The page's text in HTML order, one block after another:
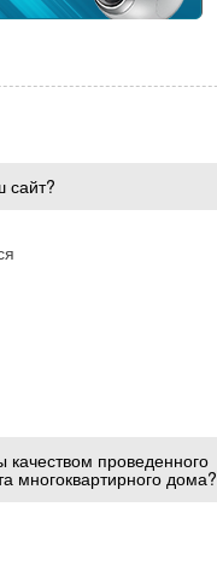
сайт?
проведенного
многоквартирного дома?